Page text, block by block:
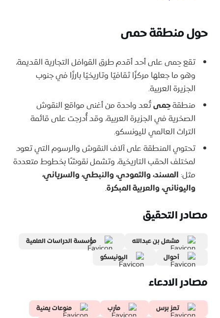
حول منطقة حمى
تقع حِمى على أحد أقدم طرق القوافل التجارية القديمة،
وهو ما جعلها مركزًا ثقافيًا وتاريخيًا بارزًا في جنوب
الجزيرة العربية.
منطقةحِمىتُعد واحدة من أغنى مواقع النقوش
الصخرية في الجزيرة العربية، وقد أُدرجت على قائمة
التراث العالمي لليونسكو.
تحتوي المنطقة على آلاف النقوش والرسوم التي تعود
لمختلف الحقب التاريخية، وتشمل نقوشًا بخطوط متعددة
مثل: المسند، والثمودي، والنبطي، والسرياني،
واليوناني، والعربية المبكرة.
مصادر التحقيق
مشعل بن عبدالله
مؤسسة الدراسات العلمية
أحوال
اليونيسكو
مصادر الادعاء
تعز برس مأرب
منوعات يمنية